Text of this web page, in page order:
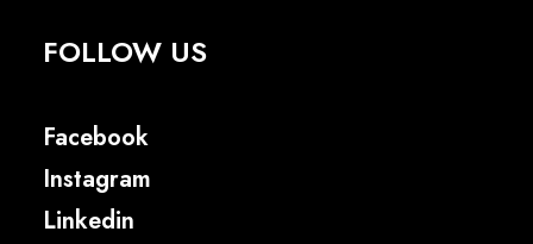
FOLLOW US
Facebook
Instagram
Linkedin